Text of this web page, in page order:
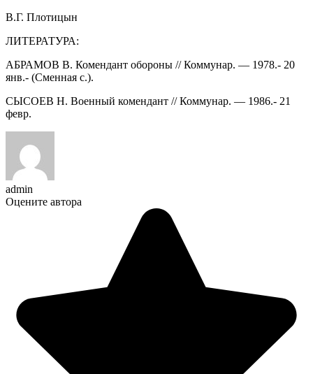
В.Г. Плотицын
ЛИТЕРАТУРА:
АБРАМОВ В. Комендант обороны // Коммунар. — 1978.- 20
янв.- (Сменная с.).
СЫСОЕВ Н. Военный комендант // Коммунар. — 1986.- 21
февр.
admin
Оцените автора